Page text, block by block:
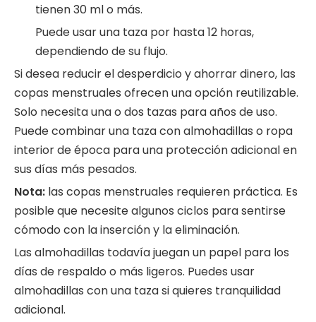
tienen 30 ml o más.
Puede usar una taza por hasta 12 horas,
dependiendo de su flujo.
Si desea reducir el desperdicio y ahorrar dinero, las
copas menstruales ofrecen una opción reutilizable.
Solo necesita una o dos tazas para años de uso.
Puede combinar una taza con almohadillas o ropa
interior de época para una protección adicional en
sus días más pesados.
Nota: las copas menstruales requieren práctica. Es
posible que necesite algunos ciclos para sentirse
cómodo con la inserción y la eliminación.
Las almohadillas todavía juegan un papel para los
días de respaldo o más ligeros. Puedes usar
almohadillas con una taza si quieres tranquilidad
adicional.